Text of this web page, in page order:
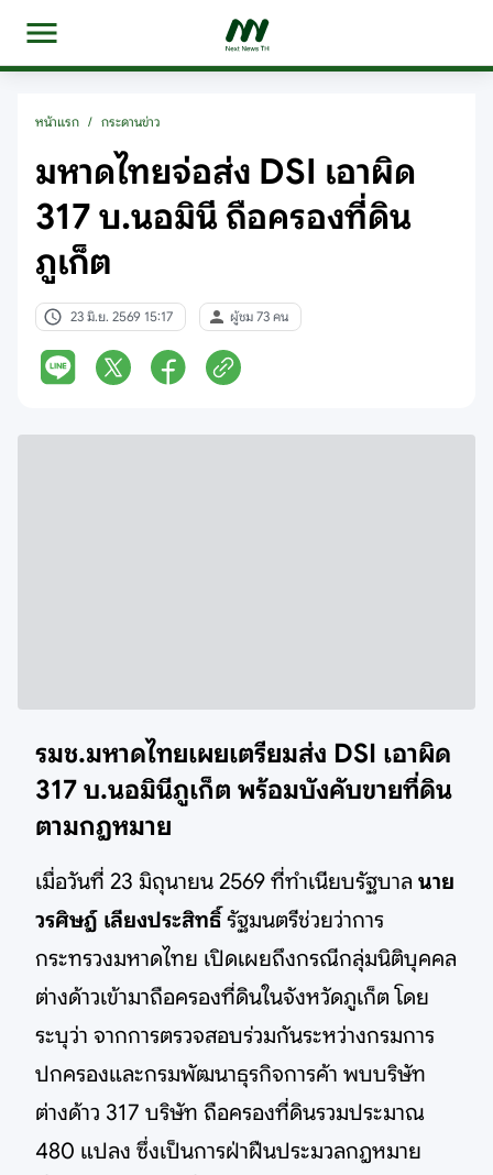
หน้าแรก / กระดานข่าว
มหาดไทยจ่อส่ง DSI เอาผิด
317 บ.นอมินี ถือครองที่ดิน
ภูเก็ต
23 มิ.ย. 2569 15:17 ผู้ชม 73 คน
รมช.มหาดไทยเผยเตรียมส่ง DSI เอาผิด
317 บ.นอมินีภูเก็ต พร้อมบังคับขายที่ดิน
ตามกฎหมาย
เมื่อวันที่ 23 มิถุนายน 2569 ที่ทำเนียบรัฐบาล นาย
วรศิษฎ์ เลียงประสิทธิ์ รัฐมนตรีช่วยว่าการ
กระทรวงมหาดไทย เปิดเผยถึงกรณีกลุ่มนิติบุคคล
ต่างด้าวเข้ามาถือครองที่ดินในจังหวัดภูเก็ต โดย
ระบุว่า จากการตรวจสอบร่วมกันระหว่างกรมการ
ปกครองและกรมพัฒนาธุรกิจการค้า พบบริษัท
ต่างด้าว 317 บริษัท ถือครองที่ดินรวมประมาณ
480 แปลง ซึ่งเป็นการฝ่าฝืนประมวลกฎหมาย